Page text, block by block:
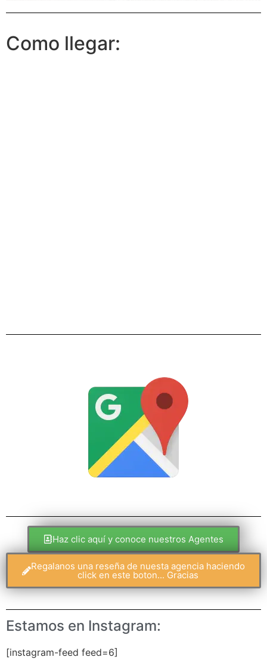
Como llegar:
Haz clic aquí y conoce nuestros Agentes
Regalanos una reseña de nuesta agencia haciendo
click en este boton... Gracias
Estamos en Instagram:
[instagram-feed feed=6]